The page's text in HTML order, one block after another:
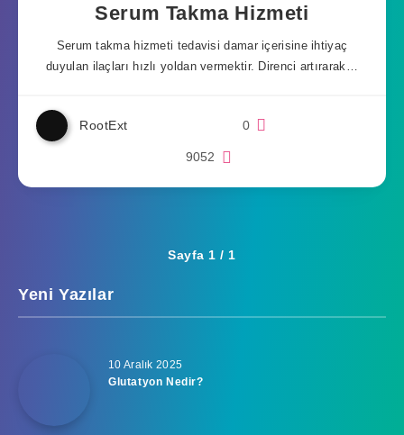
Serum Takma Hizmeti
Serum takma hizmeti tedavisi damar içerisine ihtiyaç
duyulan ilaçları hızlı yoldan vermektir. Direnci artırarak…
RootExt 0
9052
Sayfa 1 / 1
Yeni Yazılar
10 Aralık 2025
Glutatyon Nedir?